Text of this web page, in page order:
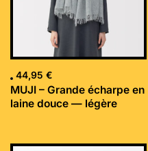
44,95 €
MUJI – Grande écharpe en
laine douce — légère